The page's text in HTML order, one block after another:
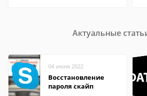
Актуальные
04 июня 2022
Восстановление
пароля скайп